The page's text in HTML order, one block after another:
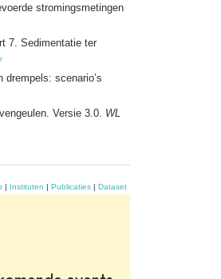
stromingsmetingen
7. Sedimentatie ter
scenario’s
Versie 3.0. WL
| Instituten | Publicaties | Dataset